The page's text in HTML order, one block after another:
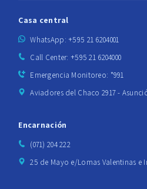
Casa central
WhatsApp: +595 21 6204001
Call Center: +595 21 6204000
Emergencia Monitoreo: *991
Aviadores del Chaco 2917 -
Encarnación
(071) 204 222
25 de Mayo e/Lomas Valentinas e